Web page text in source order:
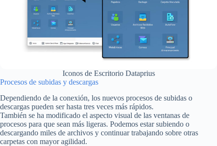
Iconos de Escritorio Dataprius
Procesos de subidas y descargas
Dependiendo de la conexión, los nuevos procesos de subidas o
descargas pueden ser hasta tres veces más rápidos.
También se ha modificado el aspecto visual de las ventanas de
procesos para que sean más ligeras. Podemos estar subiendo o
descargando miles de archivos y continuar trabajando sobre otras
carpetas con mayor agilidad.